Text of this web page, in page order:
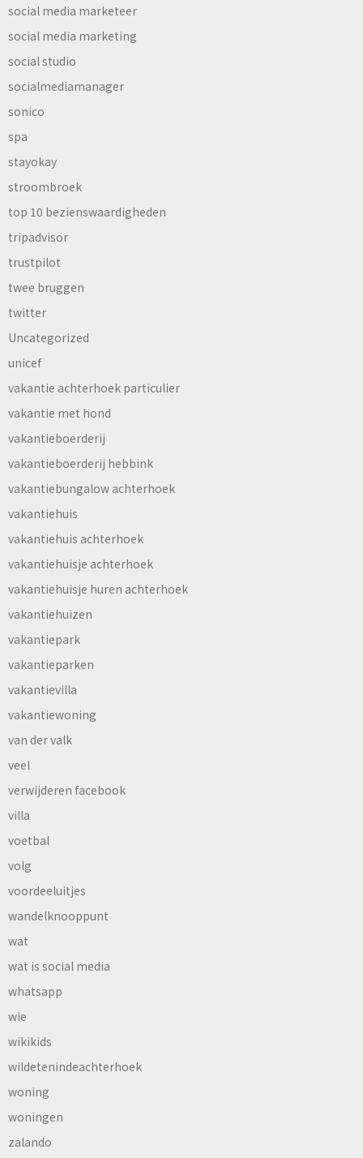
social media marketeer
social media marketing
social studio
socialmediamanager
sonico
spa
stayokay
stroombroek
top 10 bezienswaardigheden
tripadvisor
trustpilot
twee bruggen
twitter
Uncategorized
unicef
vakantie achterhoek particulier
vakantie met hond
vakantieboerderij
vakantieboerderij hebbink
vakantiebungalow achterhoek
vakantiehuis
vakantiehuis achterhoek
vakantiehuisje achterhoek
vakantiehuisje huren achterhoek
vakantiehuizen
vakantiepark
vakantieparken
vakantievilla
vakantiewoning
van der valk
veel
verwijderen facebook
villa
voetbal
volg
voordeeluitjes
wandelknooppunt
wat
wat is social media
whatsapp
wie
wikikids
wildetenindeachterhoek
woning
woningen
zalando